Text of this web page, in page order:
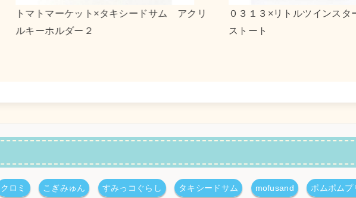
０３１３×リトルツインスターズ キャンバ
ストート
ｎｓｎ×ポチャッコ アクリルキ
クロミ こぎみゅん すみっコぐらし タキシードサム mofusand ポムポムプ